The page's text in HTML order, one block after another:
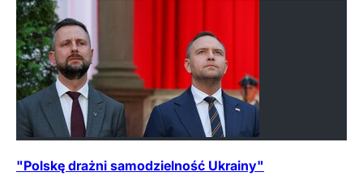
"Polskę drażni samodzielność Ukrainy"